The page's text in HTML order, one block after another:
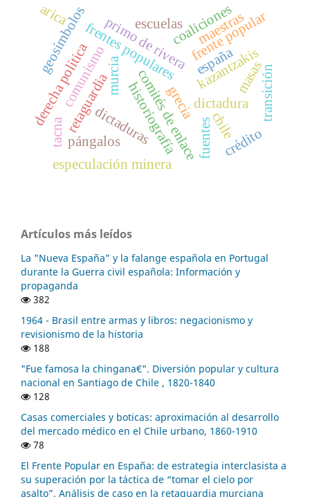
frentes populares
comités de enlace
murcia
retaguardia historiografía fuentes
dictadura
españa
primo de rivera
chile
dictaduras
pángalos
grecia
kazantzakis
comunismo
coaliciones
frente popular
masas
derecha política transición
geosímbolos
crédito
especulación minera
escuelas maestras
arica
tacna
Artículos más leídos
La "Nueva España” y la falange española en Portugal
durante la Guerra civil española: Información y
propaganda
382
1964 - Brasil entre armas y libros: negacionismo y
revisionismo de la historia
188
"Fue famosa la chingana€". Diversión popular y cultura
nacional en Santiago de Chile , 1820-1840
128
Casas comerciales y boticas: aproximación al desarrollo
del mercado médico en el Chile urbano, 1860-1910
78
El Frente Popular en España: de estrategia interclasista a
su superación por la táctica de “tomar el cielo por
asalto”. Análisis de caso en la retaguardia murciana